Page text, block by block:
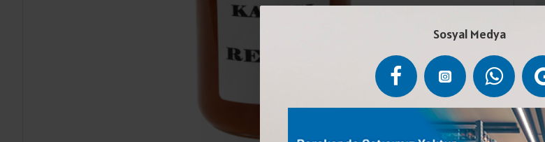
Sosyal Medya